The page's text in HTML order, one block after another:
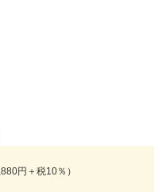
円＋税10％）